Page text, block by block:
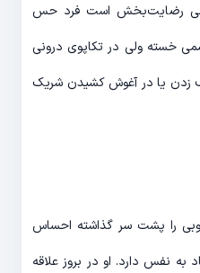
رضایت‌بخش است فرد حس
خسته ولی در تکاپوی درونی
زدن یا در آغوش کشیدن شریک
را پشت سر گذاشته احساس
به نفس دارد. او در بروز علاقه